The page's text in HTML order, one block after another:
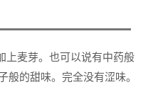
麦芽。也可以说有中药般
般的甜味。完全没有涩味。